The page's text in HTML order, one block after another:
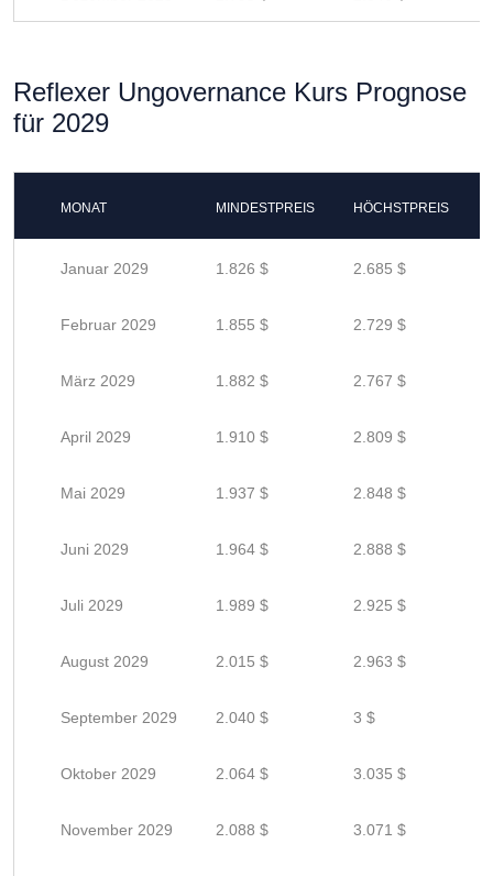
Reflexer Ungovernance Kurs Prognose
für 2029
MONAT MINDESTPREIS HÖCHSTPREIS
Januar 2029 1.826 $ 2.685 $
Februar 2029 1.855 $ 2.729 $
März 2029 1.882 $ 2.767 $
April 2029 1.910 $ 2.809 $
Mai 2029 1.937 $ 2.848 $
Juni 2029 1.964 $ 2.888 $
Juli 2029 1.989 $ 2.925 $
August 2029 2.015 $ 2.963 $
September 2029 2.040 $ 3 $
Oktober 2029 2.064 $ 3.035 $
November 2029 2.088 $ 3.071 $